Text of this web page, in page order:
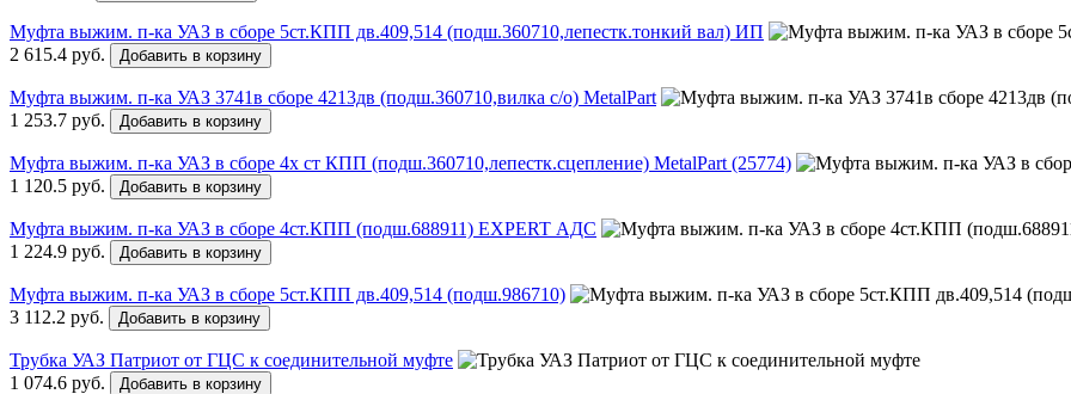
Муфта выжим. п-ка УАЗ в сборе 5ст.КПП дв.409,514 (подш.360710,лепестк.тонкий вал) ИП
2 615.4 руб.
Добавить в корзину
Муфта выжим. п-ка УАЗ 3741в сборе 4213дв (подш.360710,вилка с/о) MetalPart
1 253.7 руб.
Добавить в корзину
Муфта выжим. п-ка УАЗ в сборе 4х ст КПП (подш.360710,лепестк.сцепление) MetalPart (25774)
1 120.5 руб.
Добавить в корзину
Муфта выжим. п-ка УАЗ в сборе 4ст.КПП (подш.688911) EXPERT АДС
1 224.9 руб.
Добавить в корзину
Муфта выжим. п-ка УАЗ в сборе 5ст.КПП дв.409,514 (подш.986710)
3 112.2 руб.
Добавить в корзину
Трубка УАЗ Патриот от ГЦС к соединительной муфте
1 074.6 руб.
Добавить в корзину